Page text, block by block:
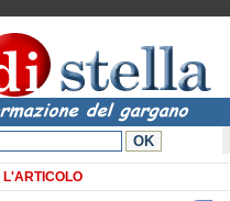
L'ARTICOLO